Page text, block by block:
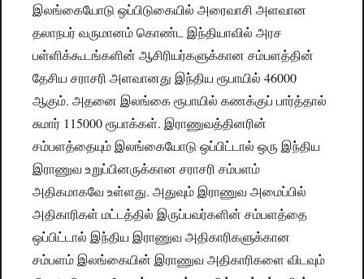
இலங்கையோடு ஒப்பிடுகையில் அரைவாசி அளவான
தலாநபர் வருமானம் கொண்ட இந்தியாவில் அரச
பள்ளிக்கூடங்களின் ஆசிரியர்களுக்கான சம்பளத்தின்
தேசிய சராசரி அளவானது இந்திய ரூபாயில் 46000
ஆகும். அதனை இலங்கை ரூபாயில் கணக்குப் பார்த்தால்
சுமார் 115000 ரூபாக்கள். இராணுவத்தினரின்
சம்பளத்தையும் இலங்கையோடு ஒப்பிட்டால் ஒரு இந்திய
இராணுவ உறுப்பினருக்கான சராசரி சம்பளம்
அதிகமாகவே உள்ளது. அதுவும் இராணுவ அமைப்பில்
அதிகாரிகள் மட்டத்தில் இருப்பவர்களின் சம்பளத்தை
ஒப்பிட்டால் இந்திய இராணுவ அதிகாரிகளுக்கான
சம்பளம் இலங்கையின் இராணுவ அதிகாரிகளை விடவும்